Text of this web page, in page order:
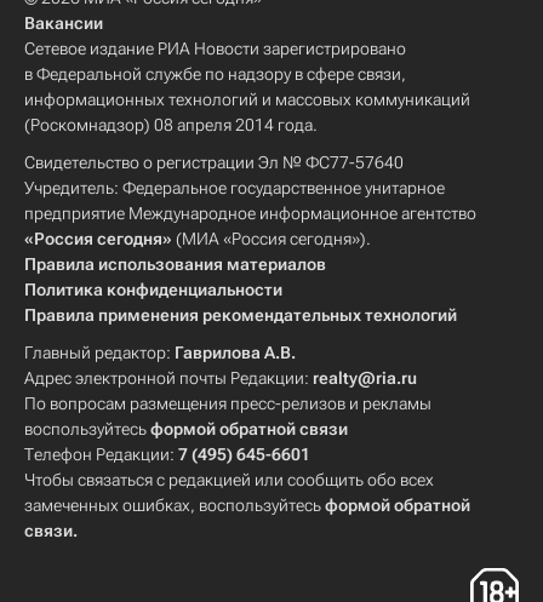
Вакансии
Сетевое издание РИА Новости зарегистрировано
в Федеральной службе по надзору в сфере связи,
информационных технологий и массовых коммуникаций
(Роскомнадзор) 08 апреля 2014 года.
Свидетельство о регистрации Эл № ФС77-57640
Учредитель: Федеральное государственное унитарное
предприятие Международное информационное агентство
«Россия сегодня» (МИА «Россия сегодня»).
Правила использования материалов
Политика конфиденциальности
Правила применения рекомендательных технологий
Главный редактор: Гаврилова А.В.
Адрес электронной почты Редакции: realty@ria.ru
По вопросам размещения пресс-релизов и рекламы
воспользуйтесьформой обратной связи
Телефон Редакции: 7 (495) 645-6601
Чтобы связаться с редакцией или сообщить обо всех
замеченных ошибках, воспользуйтесьформой обратной
связи.